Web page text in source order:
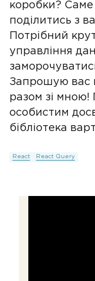
коробки? Саме
поділитись з
Потрібний
управління
Запрошую вас
разом зі мною!
особистим
бібліотека
React React Query